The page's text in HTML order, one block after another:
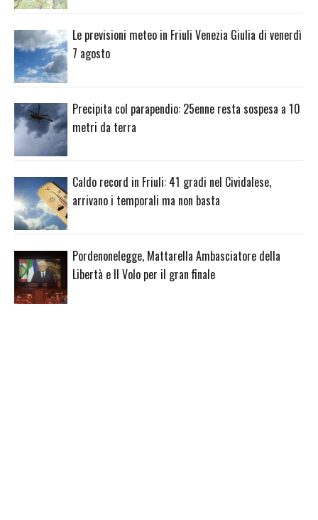
Le previsioni meteo in Friuli Venezia Giulia di venerdì
7 agosto
Precipita col parapendio: 25enne resta sospesa a 10
metri da terra
Caldo record in Friuli: 41 gradi nel Cividalese,
arrivano i temporali ma non basta
Pordenonelegge, Mattarella Ambasciatore della
Libertà e Il Volo per il gran finale